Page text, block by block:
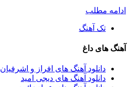
ادامه مطلب
تک آهنگ
آهنگ های داغ
دانلود آهنگ های افراز و اشرفیان
دانلود آهنگ های دیجی امید